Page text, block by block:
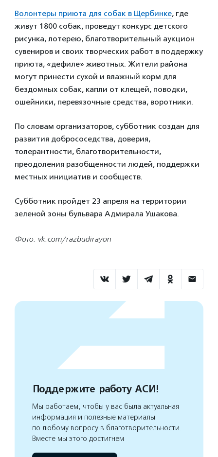
Волонтеры приюта для собак в Щербинке, где
живут 1800 собак, проведут конкурс детского
рисунка, лотерею, благотворительный аукцион
сувениров и своих творческих работ в поддержку
приюта, «дефиле» животных. Жители района
могут принести сухой и влажный корм для
бездомных собак, капли от клещей, поводки,
ошейники, перевязочные средства, воротники.
По словам организаторов, субботник создан для
развития добрососедства, доверия,
толерантности, благотворительности,
преодоления разобщенности людей, поддержки
местных инициатив и сообществ.
Субботник пройдет 23 апреля на территории
зеленой зоны бульвара Адмирала Ушакова.
Фото: vk.com/razbudirayon
Поддержите работу АСИ!
Мы работаем, чтобы у вас была актуальная
информация и полезные материалы
по любому вопросу в благотворительности.
Вместе мы этого достигнем